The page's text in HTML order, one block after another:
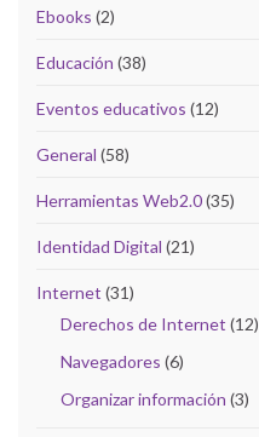
Ebooks (2)
Educación (38)
Eventos educativos (12)
General (58)
Herramientas Web2.0(35)
Identidad Digital (21)
Internet (31)
Derechos de Internet (12)
Navegadores (6)
Organizar información (3)